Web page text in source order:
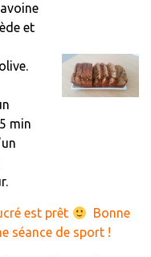
et
min
est prêt
Bonne
séance de sport !